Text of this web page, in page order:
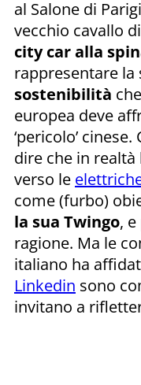
al Salone di
vecchio cavallo
city car alla
rappresentare la
sostenibilità
europea deve
‘pericolo’
dire che in realtà
verso le
come (furbo)
la sua Twingo,
ragione. Ma le
italiano ha
Linkedin sono
invitano a